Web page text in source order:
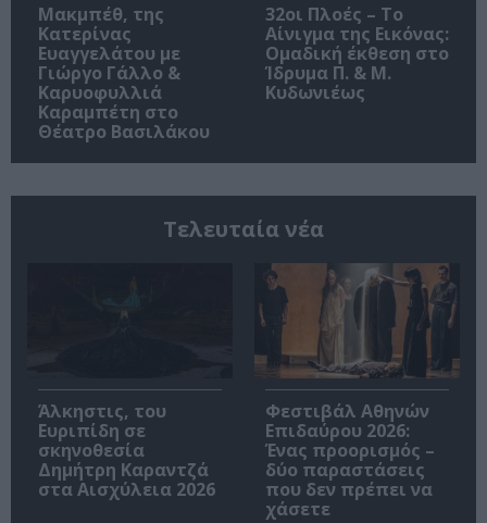
Μακμπέθ, της
Κατερίνας
Ευαγγελάτου με
Γιώργο Γάλλο &
Καρυοφυλλιά
Καραμπέτη στο
Θέατρο Βασιλάκου
32οι Πλοές – Το
Αίνιγμα της Εικόνας:
Ομαδική έκθεση στο
Ίδρυμα Π. & Μ.
Κυδωνιέως
Τελευταία νέα
Άλκηστις, του
Ευριπίδη σε
σκηνοθεσία
Δημήτρη Καραντζά
στα Αισχύλεια 2026
Φεστιβάλ Αθηνών
Επιδαύρου 2026:
Ένας προορισμός –
δύο παραστάσεις
που δεν πρέπει να
χάσετε